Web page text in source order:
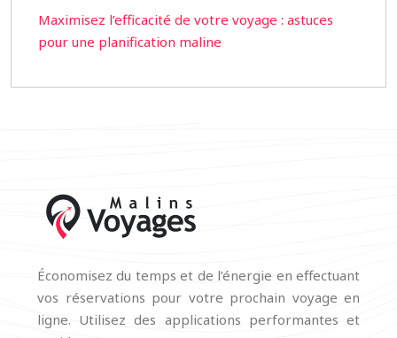
Maximisez l’efficacité de votre voyage : astuces
pour une planification maline
Économisez du temps et de l’énergie en effectuant
vos réservations pour votre prochain voyage en
ligne. Utilisez des applications performantes et